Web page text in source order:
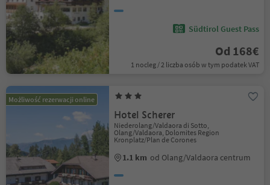
Südtirol Guest Pass
Od 168€
1 nocleg / 2 liczba osób w tym podatek VAT
Możliwość rezerwacji online
Hotel Scherer
Niederolang/Valdaora di Sotto,
Olang/Valdaora, Dolomites Region
Kronplatz/Plan de Corones
1.1 km od Olang/Valdaora centrum